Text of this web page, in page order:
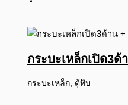
กระบะเหล็กเปิด3ด้
กระบะเหล็ก, ตู้ทึบ